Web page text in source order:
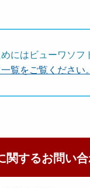
にはビューワソフ
覧をご覧ください。
関するお問い